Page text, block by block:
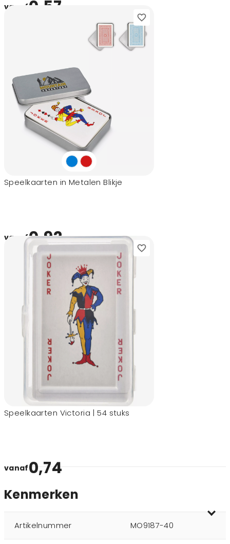
vanaf0,57
Speelkaarten in Metalen Blikje
vanaf0,92
Speelkaarten Victoria | 54 stuks
vanaf0,74
Kenmerken
Artikelnummer MO9187-40